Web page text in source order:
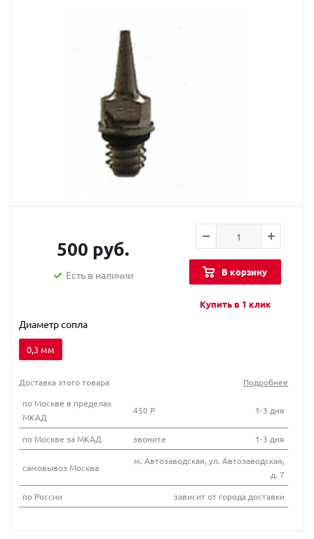
500 руб.
Есть в наличии В корзину
Купить в 1 клик
Диаметр сопла
0,3 мм
Доставка этого товара
Подробнее
по Москве в пределах
МКАД
450 Р 1-3 дня
по Москве за МКАД звоните 1-3 дня
самовывоз Москва
м. Автозаводская, ул. Автозаводская,
д. 7
по России
зависит от города доставки